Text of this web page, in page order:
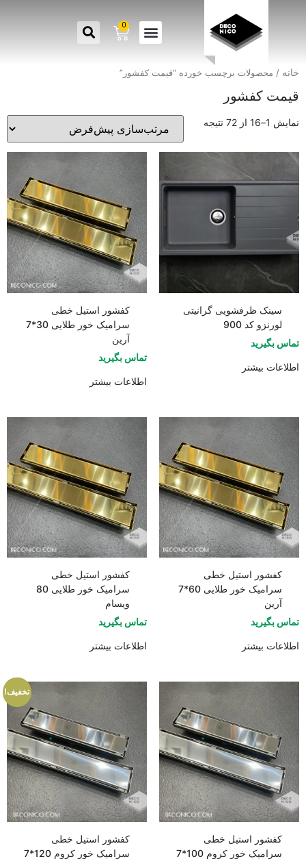
0
خانه / محصولات برچسب خورده “قیمت کفشور”
قیمت کفشور
نمایش 1–16 از 72 نتیجه
سینک ظرفشویی گرانیتی
لورنزو کد 900
تماس بگیرید
اطلاعات بیشتر
کفشور استیل خطی
سرامیک خور طلایی 30*7
آرین
تماس بگیرید
اطلاعات بیشتر
کفشور استیل خطی
سرامیک خور طلایی 60*7
آرین
تماس بگیرید
اطلاعات بیشتر
کفشور استیل خطی
سرامیک خور طلایی 80
ویسام
تماس بگیرید
اطلاعات بیشتر
کفشور استیل خطی
سرامیک خور کروم 100*7
تخفیف!
کفشور استیل خطی
سرامیک خور کروم 120*7